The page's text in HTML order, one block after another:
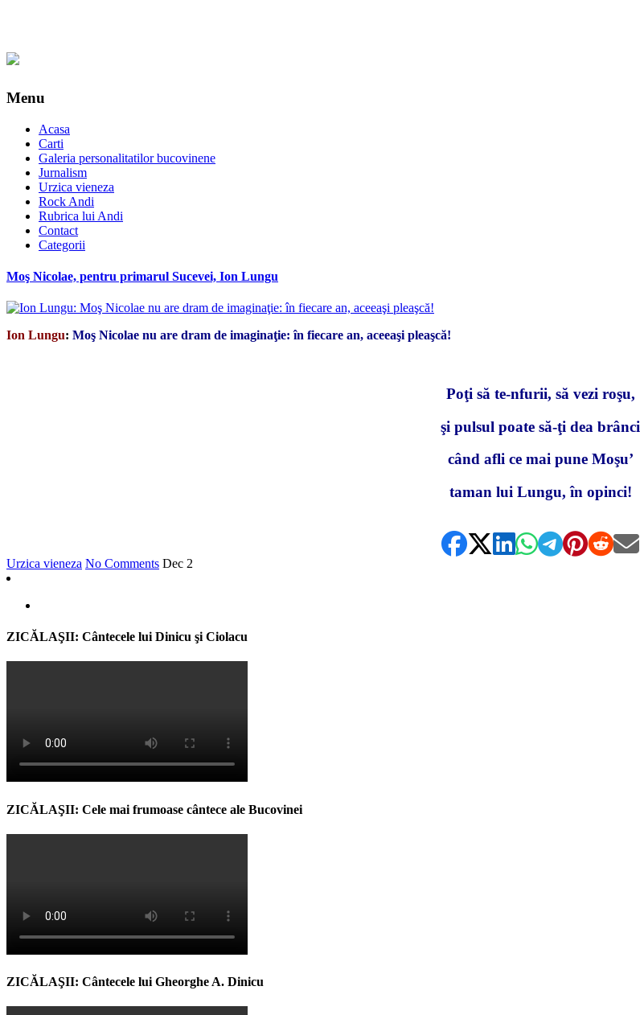
Menu
Acasa
Carti
Galeria personalitatilor bucovinene
Jurnalism
Urzica vieneza
Rock Andi
Rubrica lui Andi
Contact
Categorii
Moş Nicolae, pentru primarul Sucevei, Ion Lungu
Ion Lungu: Moş Nicolae nu are dram de imaginaţie: în fiecare an, aceeaşi pleaşcă!
Poţi să te-nfurii, să vezi roşu,
şi pulsul poate să-ţi dea brânci
când afli ce mai pune Moşu’
taman lui Lungu, în opinci!
Urzica vieneza No Comments Dec 2
ZICĂLAŞII: Cântecele lui Dinicu şi Ciolacu
ZICĂLAŞII: Cele mai frumoase cântece ale Bucovinei
ZICĂLAŞII: Cântecele lui Gheorghe A. Dinicu